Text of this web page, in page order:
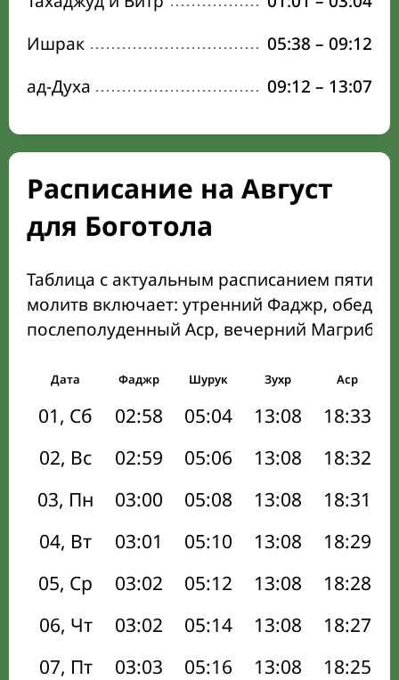
Ишрак
05:38 – 09:12
ад-Духа
09:12 – 13:07
Расписание на Август
для Боготола
Таблица с актуальным расписанием пяти
молитв включает: утренний Фаджр,
послеполуденный Аср, вечерний Магриб
Дата Фаджр Шурук Зухр Аср
01, Сб 02:58 05:04 13:08 18:33
02, Вс
02:59 05:06 13:08 18:32
03, Пн
03:00 05:08 13:08 18:31
04, Вт
03:01 05:10 13:08 18:29
05, Ср
03:02 05:12 13:08 18:28
06, Чт
03:02 05:14 13:08 18:27
07, Пт
03:03 05:16 13:08 18:25